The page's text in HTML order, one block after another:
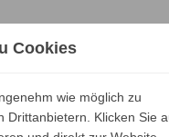
Cookies
wie möglich zu
Drittanbietern. Klicken Sie